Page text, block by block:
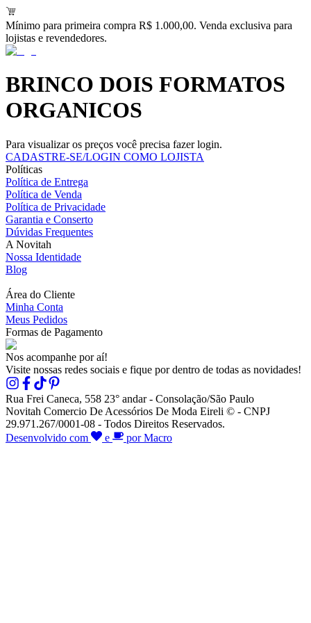
Mínimo para primeira compra R$ 1.000,00. Venda exclusiva para
lojistas e revendedores.
BRINCO DOIS FORMATOS
ORGANICOS
Para visualizar os preços você precisa fazer login.
CADASTRE-SE/LOGIN COMO LOJISTA
Políticas
Política de Entrega
Política de Venda
Política de Privacidade
Garantia e Conserto
Dúvidas Frequentes
A Novitah
Nossa Identidade
Blog
Área do Cliente
Minha Conta
Meus Pedidos
Formas de Pagamento
Nos acompanhe por aí!
Visite nossas redes sociais e fique por dentro de todas as novidades!
Rua Frei Caneca, 558 23° andar - Consolação/São Paulo
Novitah Comercio De Acessórios De Moda Eireli © - CNPJ
29.971.267/0001-08 - Todos Direitos Reservados.
Desenvolvido com
e por Macro